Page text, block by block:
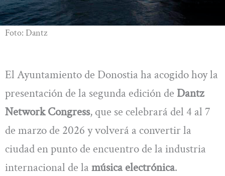
Foto: Dantz
El Ayuntamiento de Donostia ha acogido hoy la
presentación de la segunda edición de Dantz
Network Congress, que se celebrará del 4 al 7
de marzo de 2026 y volverá a convertir la
ciudad en punto de encuentro de la industria
internacional de la música electrónica.